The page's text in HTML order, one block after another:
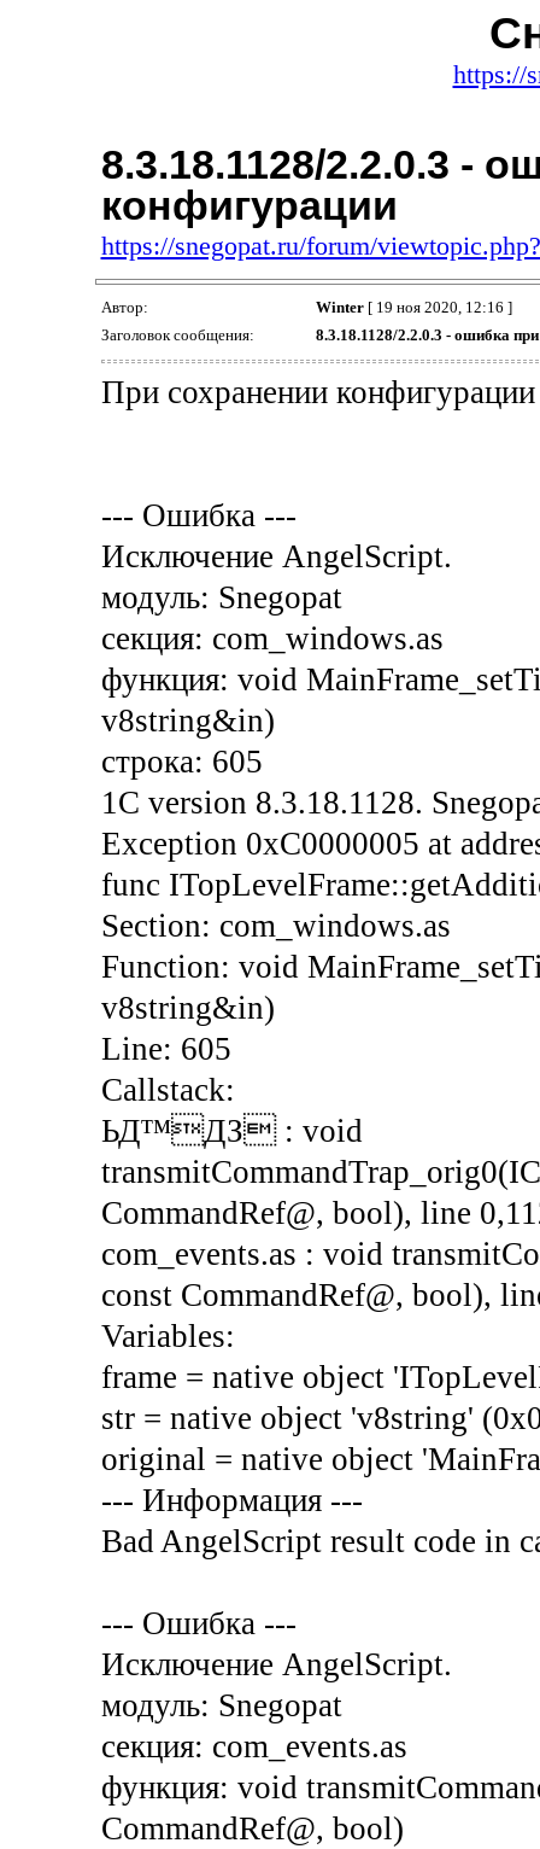
https://
8.3.18.1128/2.2.0.3 -
конфигурации
https://snegopat.ru/forum/
Автор: Winter[ 19 ноя 2020, 12:16 ]
Заголовок сообщения:
8.3.18.1128/2.2.0.3 - ошибка
При сохранении
--- Ошибка ---
Исключение AngelScript.
модуль: Snegopat
секция: com_windows.as
функция: void
v8string&in)
строка: 605
1C version 8.3.18.1128.
Exception 0xC0000005 at
func
Section: com_windows.as
Function: void
v8string&in)
Line: 605
Callstack:
ЬД™ДЗ : void
CommandRef@, bool), line
com_events.as : void
const CommandRef@, bool),
Variables:
frame = native object
str = native object 'v8string'
original = native object
--- Информация ---
Bad AngelScript result code in
--- Ошибка ---
Исключение AngelScript.
модуль: Snegopat
секция: com_events.as
функция: void
CommandRef@, bool)